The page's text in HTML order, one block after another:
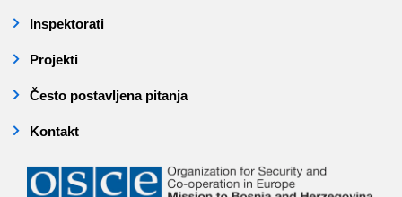
Inspektorati
Projekti
Često postavljena pitanja
Kontakt